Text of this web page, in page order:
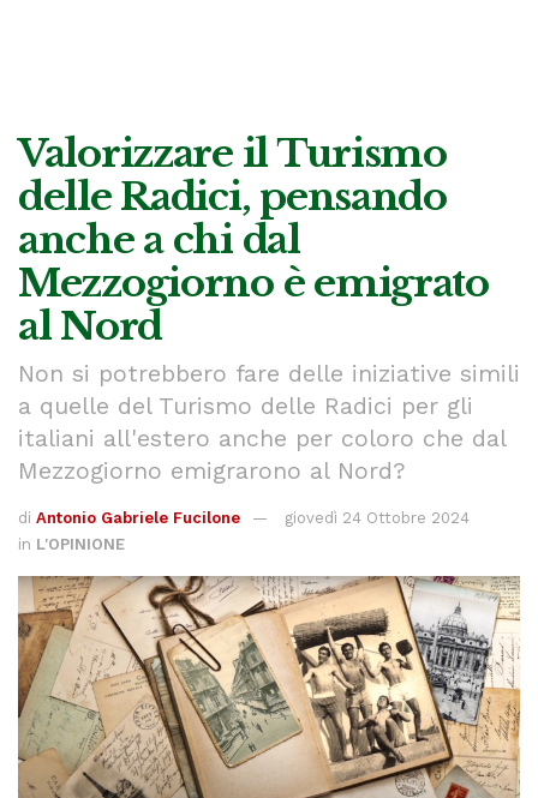
Valorizzare il Turismo
delle Radici, pensando
anche a chi dal
Mezzogiorno è emigrato
al Nord
Non si potrebbero fare delle iniziative simili
a quelle del Turismo delle Radici per gli
italiani all'estero anche per coloro che dal
Mezzogiorno emigrarono al Nord?
di Antonio Gabriele Fucilone
giovedì 24 Ottobre 2024
in L'OPINIONE